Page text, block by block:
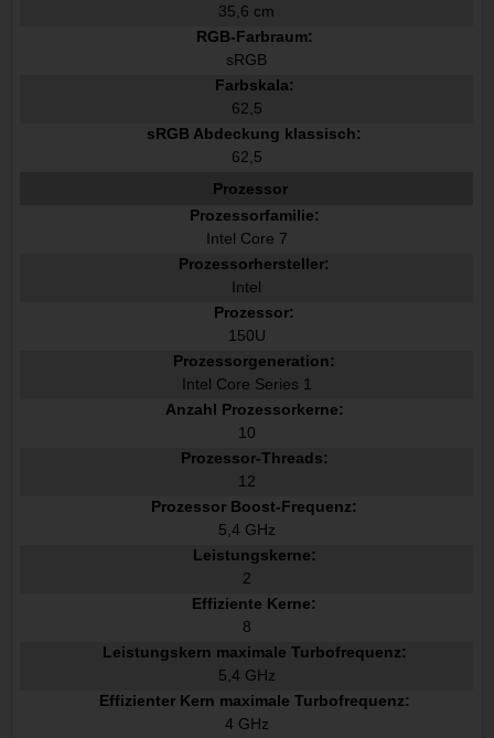
35,6 cm
RGB-Farbraum:
sRGB
Farbskala:
62,5
sRGB Abdeckung klassisch:
62,5
Prozessor
Prozessorfamilie:
Intel Core 7
Prozessorhersteller:
Intel
Prozessor:
150U
Prozessorgeneration:
Intel Core Series 1
Anzahl Prozessorkerne:
10
Prozessor-Threads:
12
Prozessor Boost-Frequenz:
5,4 GHz
Leistungskerne:
2
Effiziente Kerne:
8
Leistungskern maximale Turbofrequenz:
5,4 GHz
Effizienter Kern maximale Turbofrequenz:
4 GHz